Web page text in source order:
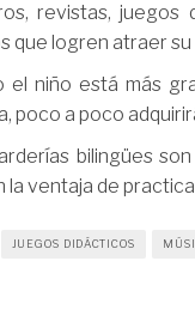
revistas,
que logren atraer
el niño está más
poco a poco
bilingües
la ventaja de
JUEGOS DIDÁCTICOS